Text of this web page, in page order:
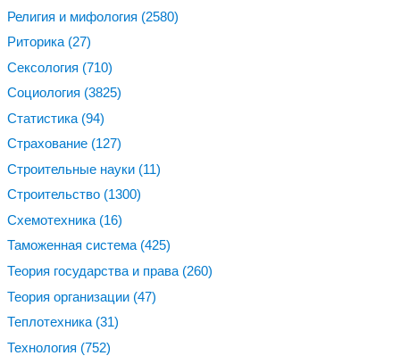
Религия и мифология (2580)
Риторика (27)
Сексология (710)
Социология (3825)
Статистика (94)
Страхование (127)
Строительные науки (11)
Строительство (1300)
Схемотехника (16)
Таможенная система (425)
Теория государства и права (260)
Теория организации (47)
Теплотехника (31)
Технология (752)